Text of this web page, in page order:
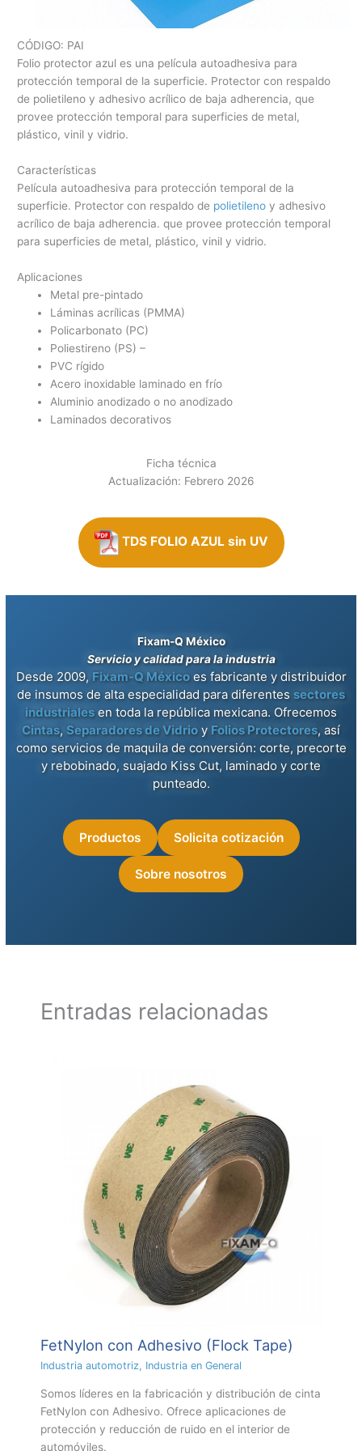
CÓDIGO: PAI
Folio protector azul es una película autoadhesiva para
protección temporal de la superficie. Protector con respaldo
de polietileno y adhesivo acrílico de baja adherencia, que
provee protección temporal para superficies de metal,
plástico, vinil y vidrio.
Características
Película autoadhesiva para protección temporal de la
superficie. Protector con respaldo de polietileno y adhesivo
acrílico de baja adherencia. que provee protección temporal
para superficies de metal, plástico, vinil y vidrio.
Aplicaciones
Metal pre-pintado
Láminas acrílicas (PMMA)
Policarbonato (PC)
Poliestireno (PS) –
PVC rígido
Acero inoxidable laminado en frío
Aluminio anodizado o no anodizado
Laminados decorativos
Ficha técnica
Actualización: Febrero 2026
TDS FOLIO AZUL sin UV
Fixam-Q México
Servicio y calidad para la industria
Desde 2009, Fixam-Q Méxicoes fabricante y distribuidor
de insumos de alta especialidad para diferentes sectores
industrialesen toda la república mexicana. Ofrecemos
Cintas, Separadores de Vidrioy Folios Protectores, así
como servicios de maquila de conversión: corte, precorte
y rebobinado, suajado Kiss Cut, laminado y corte
punteado.
Productos Solicita cotización
Sobre nosotros
Entradas relacionadas
FetNylon con Adhesivo (Flock Tape)
Industria automotriz, Industria en General
Somos líderes en la fabricación y distribución de cinta
FetNylon con Adhesivo. Ofrece aplicaciones de
protección y reducción de ruido en el interior de
automóviles.